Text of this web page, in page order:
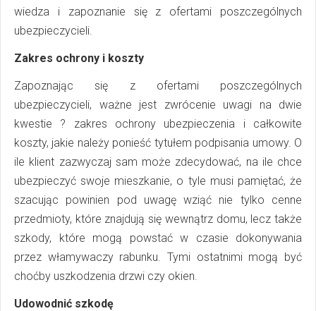
wiedza i zapoznanie się z ofertami poszczególnych
ubezpieczycieli.
Zakres ochrony i koszty
Zapoznając się z ofertami poszczególnych
ubezpieczycieli, ważne jest zwrócenie uwagi na dwie
kwestie ? zakres ochrony ubezpieczenia i całkowite
koszty, jakie należy ponieść tytułem podpisania umowy. O
ile klient zazwyczaj sam może zdecydować, na ile chce
ubezpieczyć swoje mieszkanie, o tyle musi pamiętać, że
szacując powinien pod uwagę wziąć nie tylko cenne
przedmioty, które znajdują się wewnątrz domu, lecz także
szkody, które mogą powstać w czasie dokonywania
przez włamywaczy rabunku. Tymi ostatnimi mogą być
choćby uszkodzenia drzwi czy okien.
Udowodnić szkodę